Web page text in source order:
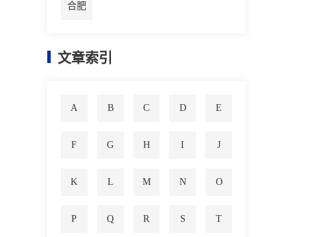
合肥
文章索引
A B C D E
F G H I J
K L M N O
P Q R S T